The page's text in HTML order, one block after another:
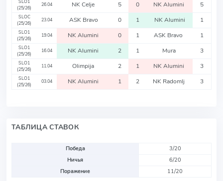
SLO1
(25/26)
26.04 NK Celje 5 0 NK Alumini 5
SLOC
(25/26)
23.04 ASK Bravo 0 1 NK Alumini 1
SLO1
(25/26)
19.04 NK Alumini 0 1 ASK Bravo 1
SLO1
(25/26)
16.04 NK Alumini 2 1 Mura 3
SLO1
(25/26)
11.04 Olimpija 2 1 NK Alumini 3
SLO1
(25/26)
03.04 NK Alumini 1 2 NK Radomlj 3
ТАБЛИЦА СТАВОК
Победа
3/20
Ничья
6/20
Поражение
11/20